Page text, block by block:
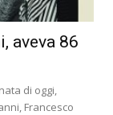
aveva 86
di oggi,
Francesco